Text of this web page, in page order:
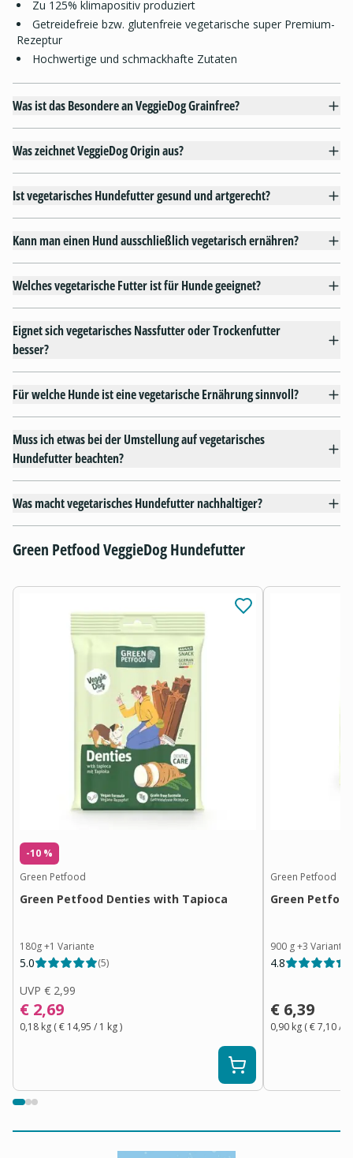
Zu 125% klimapositiv produziert
Getreidefreie bzw. glutenfreie vegetarische super Premium-
Rezeptur
Hochwertige und schmackhafte Zutaten
Was ist das Besondere an VeggieDog Grainfree?
Was zeichnet VeggieDog Origin aus?
Ist vegetarisches Hundefutter gesund und artgerecht?
Kann man einen Hund ausschließlich vegetarisch ernähren?
Welches vegetarische Futter ist für Hunde geeignet?
Eignet sich vegetarisches Nassfutter oder Trockenfutter
besser?
Für welche Hunde ist eine vegetarische Ernährung sinnvoll?
Muss ich etwas bei der Umstellung auf vegetarisches
Hundefutter beachten?
Was macht vegetarisches Hundefutter nachhaltiger?
Green Petfood VeggieDog Hundefutter
-10 %
Green Petfood
Green Petfood Denties with Tapioca
180g+1 Variante
5.0 (5)
UVP € 2,99
€ 2,69
0,18 kg (€ 14,95 / 1 kg)
Green Petfood
Green
900 g+3 Varianten
4.8
€ 6,39
0,90 kg (€ 7,10/ 1